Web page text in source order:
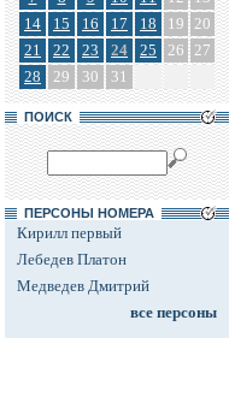
14
15 16 17 18 19 20
21
22 23 24 25 26 27
28
29 30 31
ПОИСК
ПЕРСОНЫ НОМЕРА
Кирилл первый
Лебедев Платон
Медведев Дмитрий
все персоны